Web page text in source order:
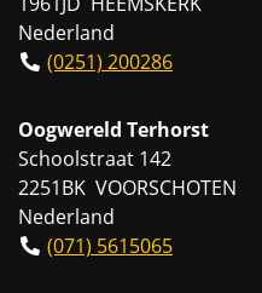
Nederland
(0251) 200286
Oogwereld Terhorst
Schoolstraat 142
2251BK VOORSCHOTEN
Nederland
(071) 5615065